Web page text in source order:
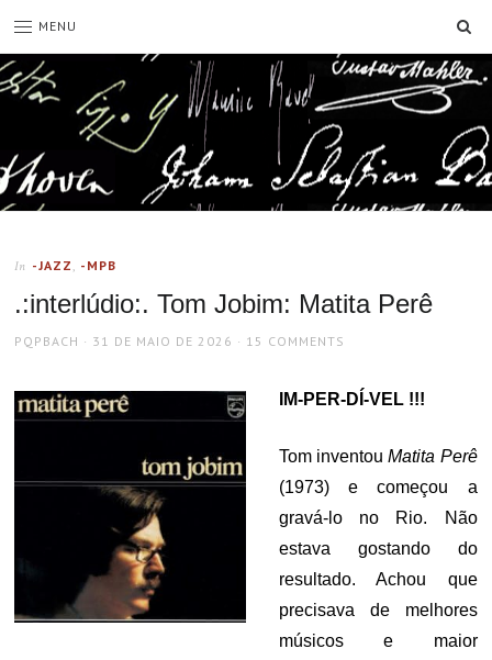
MENU
In -JAZZ , -MPB
.:interlúdio:. Tom Jobim: Matita Perê
AUTHOR
PQPBACH
POSTED
31 DE MAIO DE 2026 15 COMMENTS
IM-PER-DÍ-VEL !!!
Tom inventouMatita Perê
(1973) e começou a
gravá-lo no Rio. Não
estava gostando do
resultado. Achou que
precisava de melhores
músicos e maior